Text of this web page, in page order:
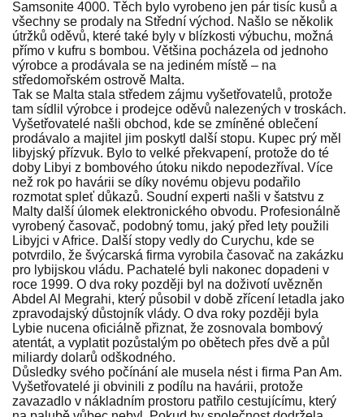
Samsonite 4000. Těch bylo vyrobeno jen pár tisíc kusů a
všechny se prodaly na Střední východ. Našlo se několik
útržků oděvů, které také byly v blízkosti výbuchu, možná
přímo v kufru s bombou. Většina pocházela od jednoho
výrobce a prodávala se na jediném místě – na
středomořském ostrově Malta.
Tak se Malta stala středem zájmu vyšetřovatelů, protože
tam sídlil výrobce i prodejce oděvů nalezených v troskách.
Vyšetřovatelé našli obchod, kde se zmíněné oblečení
prodávalo a majitel jim poskytl další stopu. Kupec prý měl
libyjský přízvuk. Bylo to velké překvapení, protože do té
doby Libyi z bombového útoku nikdo nepodezříval. Více
než rok po havárii se díky novému objevu podařilo
rozmotat spleť důkazů. Soudní experti našli v šatstvu z
Malty další úlomek elektronického obvodu. Profesionálně
vyrobený časovač, podobný tomu, jaký před lety použili
Libyjci v Africe. Další stopy vedly do Curychu, kde se
potvrdilo, že švýcarská firma vyrobila časovač na zakázku
pro lybijskou vládu. Pachatelé byli nakonec dopadeni v
roce 1999. O dva roky později byl na doživotí uvězněn
Abdel Al Megrahi, který působil v době zřícení letadla jako
zpravodajský důstojník vlády. O dva roky později byla
Lybie nucena oficiálně přiznat, že zosnovala bombový
atentát, a vyplatit pozůstalým po obětech přes dvě a půl
miliardy dolarů odškodného.
Důsledky svého počínání ale musela nést i firma Pan Am.
Vyšetřovatelé ji obvinili z podílu na havárii, protože
zavazadlo v nákladním prostoru patřilo cestujícímu, který